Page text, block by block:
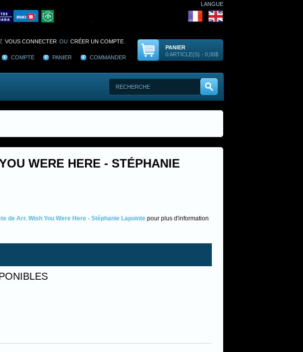
LANGUE
PANIER
0 ARTICLE(S) - 0,00$
VOUS CONNECTER OU CRÉER UN COMPTE
COMPTE PANIER COMMANDER
WERE HERE - STÉPHANIE
de Arr. Wish You Were Here - Stéphanie Lapointe pour plus d'information